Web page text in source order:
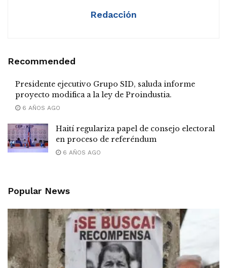
Redacción
Recommended
Presidente ejecutivo Grupo SID, saluda informe
proyecto modifica a la ley de Proindustia.
6 AÑOS AGO
Haití regulariza papel de consejo electoral
en proceso de referéndum
6 AÑOS AGO
Popular News